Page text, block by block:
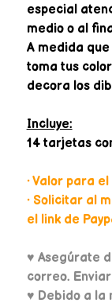
especial
medio o al
A medida
toma tus
decora los
Incluye:
14 tarjetas
• Valor para
• Solicitar al
el link de
♥ Asegúrate
correo.
♥ Debido a la